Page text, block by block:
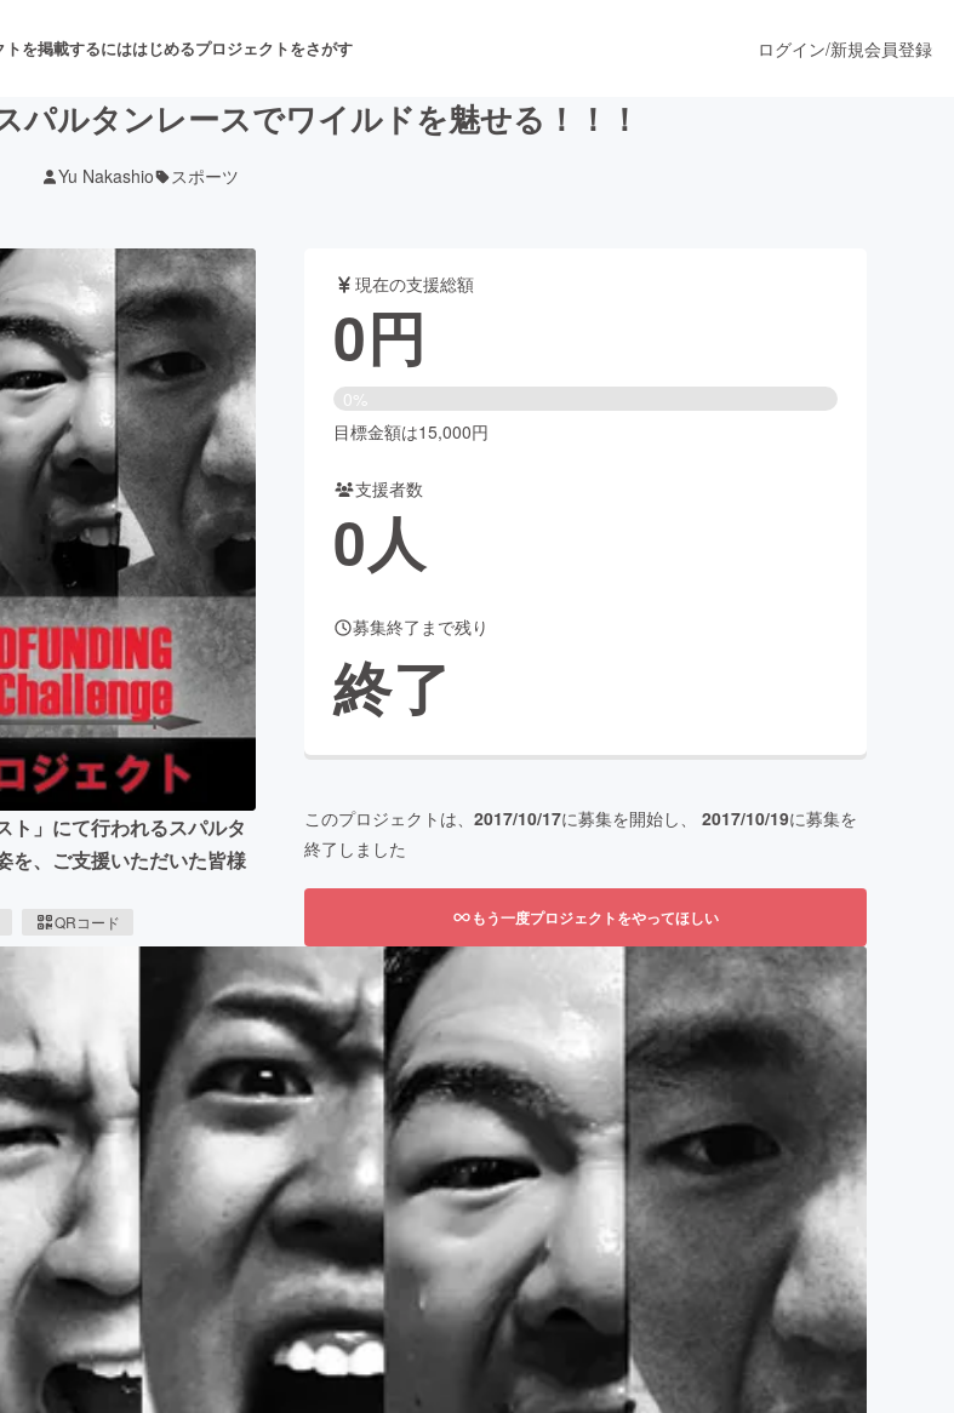
トを掲載するにははじめるプロジェクトをさがす
舞台・パフォーマンス
ス開発 フード・飲食店
アニメ・漫画
ビューティー・ヘルスケア
for Social GoodCAMPFIRE Creation
ふるさと納税machi-ya コミュニティ
ログイン/新規会員登録
パルタンレースでワイルドを魅せる！！！
Yu Nakashio スポーツ
ト」にて行われるスパルタ
を、ご支援いただいた皆様
QRコード
現在の支援総額
0円
0%
目標金額は15,000円
支援者数
0人
募集終了まで残り
終了
このプロジェクトは、 2017/10/17に募集を開始し、 2017/10/19に募集を
終了しました
もう一度プロジェクトをやってほしい